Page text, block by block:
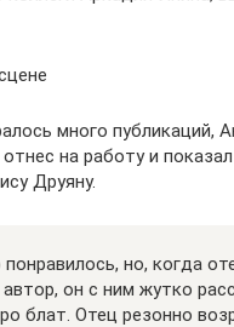
много публикаций,
на работу и
Друяну.
но, когда
он с ним жутко
блат. Отец резонно